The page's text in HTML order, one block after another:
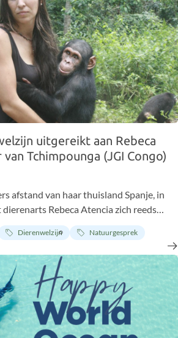
uitgereikt aan Rebeca
Tchimpounga (JGI Congo)
afstand van haar thuisland Spanje, in
Rebeca Atencia zich reeds
voor de bescherming van chimpansees en
veldwerk werd op maandag 15 juni in
vijfde jaarlijkse prijsuitreiking van
Dierenwelzijn Natuurgesprek